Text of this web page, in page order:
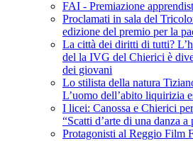
FAI - Premiazione
Proclamati in sala del
edizione del premio per la
La città dei diritti di tutti?
del la IVG del Chierici è
dei giovani
Lo stilista della natura
L’uomo dell’abito liquirizia
I licei: Canossa e Chierici
“Scatti d’arte di una danza
Protagonisti al Reggio Film